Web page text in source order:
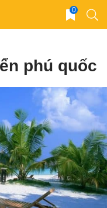
0
phú quốc